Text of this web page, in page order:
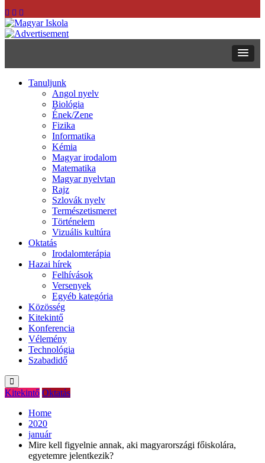
Tanuljunk
Angol nyelv
Biológia
Ének/Zene
Fizika
Informatika
Kémia
Magyar irodalom
Matematika
Magyar nyelvtan
Rajz
Szlovák nyelv
Természetismeret
Történelem
Vizuális kultúra
Oktatás
Irodalomterápia
Hazai hírek
Felhívások
Versenyek
Egyéb kategória
Közösség
Kitekintő
Konferencia
Vélemény
Technológia
Szabadidő
Kitekintő Oktatás
Home
2020
január
Mire kell figyelnie annak, aki magyarországi főiskolára,
egyetemre jelentkezik?